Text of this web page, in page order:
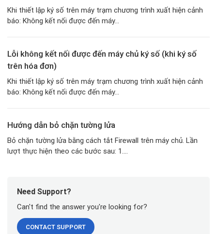
Khi thiết lập ký số trên máy trạm chương trình xuất hiện cảnh
báo: Không kết nối được đến máy...
Lỗi không kết nối được đến máy chủ ký số (khi ký số
trên hóa đơn)
Khi thiết lập ký số trên máy trạm chương trình xuất hiện cảnh
báo: Không kết nối được đến máy...
Hướng dẫn bỏ chặn tường lửa
Bỏ chặn tường lửa bằng cách tắt Firewall trên máy chủ. Lần
lượt thực hiện theo các bước sau: 1....
Need Support?
Can't find the answer you're looking for?
CONTACT SUPPORT